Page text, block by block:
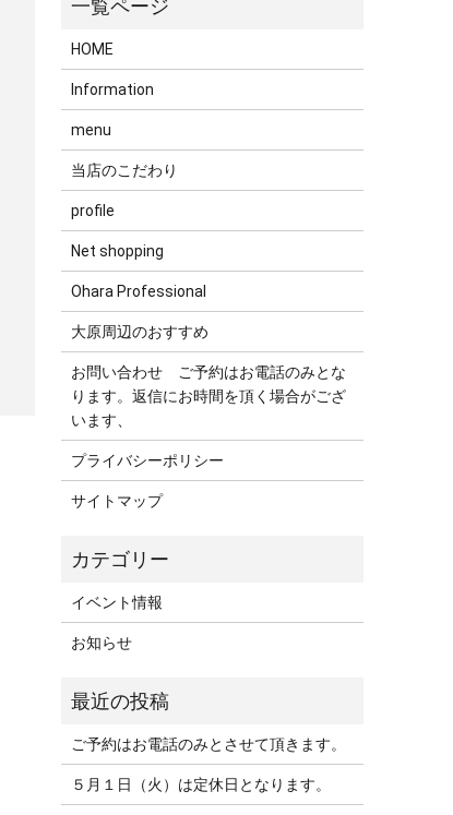
HOME
Information
menu
当店のこだわり
profile
Net shopping
Ohara Professional
大原周辺のおすすめ
お問い合わせ ご予約はお電話のみとな
ります。返信にお時間を頂く場合がござ
います、
プライバシーポリシー
サイトマップ
イベント情報
お知らせ
ご予約はお電話のみとさせて頂きます。
５月１日（火）は定休日となります。